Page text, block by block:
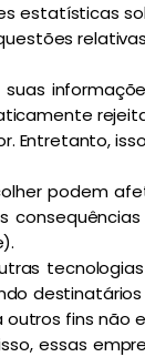
estatísticas
Entretanto,
podem
outros fins não
essas